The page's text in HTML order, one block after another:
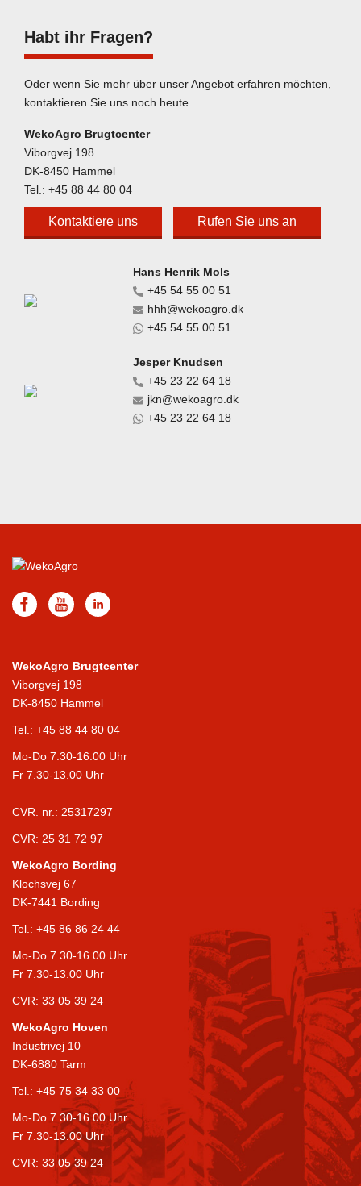
Habt ihr Fragen?
Oder wenn Sie mehr über unser Angebot erfahren möchten,
kontaktieren Sie uns noch heute.
WekoAgro Brugtcenter
Viborgvej 198
DK-8450 Hammel
Tel.: +45 88 44 80 04
Kontaktiere uns Rufen Sie uns an
Hans Henrik Mols
+45 54 55 00 51
hhh@wekoagro.dk
+45 54 55 00 51
Jesper Knudsen
+45 23 22 64 18
jkn@wekoagro.dk
+45 23 22 64 18
WekoAgro Brugtcenter
Viborgvej 198
DK-8450 Hammel
Tel.: +45 88 44 80 04
Mo-Do 7.30-16.00 Uhr
Fr 7.30-13.00 Uhr
CVR. nr.: 25317297
CVR: 25 31 72 97
WekoAgro Bording
Klochsvej 67
DK-7441 Bording
Tel.: +45 86 86 24 44
Mo-Do 7.30-16.00 Uhr
Fr 7.30-13.00 Uhr
CVR: 33 05 39 24
WekoAgro Hoven
Industrivej 10
DK-6880 Tarm
Tel.: +45 75 34 33 00
Mo-Do 7.30-16.00 Uhr
Fr 7.30-13.00 Uhr
CVR: 33 05 39 24